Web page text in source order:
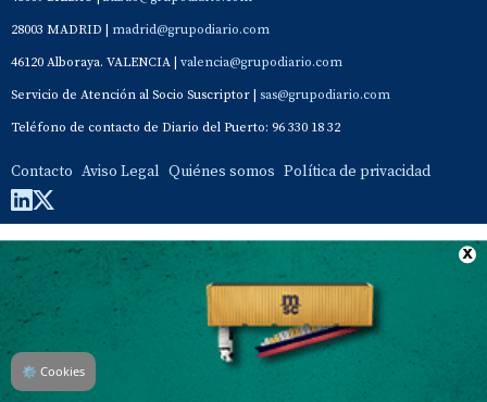
28003 MADRID | madrid@grupodiario.com
46120 Alboraya. VALENCIA | valencia@grupodiario.com
Servicio de Atención al Socio Suscriptor | sas@grupodiario.com
Teléfono de contacto de Diario del Puerto: 96 330 18 32
Contacto Aviso Legal Quiénes somos Política de privacidad
⚙ Cookies